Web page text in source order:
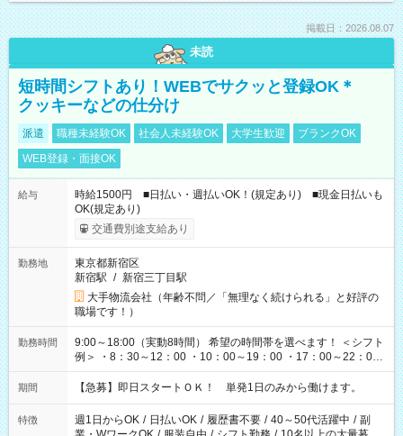
掲載日：2026.08.07
未読
短時間シフトあり！WEBでサクッと登録OK＊
クッキーなどの仕分け
派遣 職種未経験OK 社会人未経験OK 大学生歓迎
ブランクOK
WEB登録・面接OK
給与
時給1500円 ■日払い・週払いOK！(規定あり) ■現金日払いも
OK(規定あり)
交通費別途支給あり
勤務地
東京都新宿区
新宿駅 / 新宿三丁目駅
大手物流会社（年齢不問／「無理なく続けられる」と好評の
職場です！）
勤務時間
9:00～18:00（実動8時間） 希望の時間帯を選べます！ ＜シフト
例＞ ・8：30～12：00 ・10：00～19：00 ・17：00～22：00
・13：00～22：00 ・22：00～翌6：00 など
期間 【急募】即日スタートＯＫ！ 単発1日のみから働けます。
特徴 週1日からOK / 日払いOK / 履歴書不要 / 40～50代活躍中 / 副